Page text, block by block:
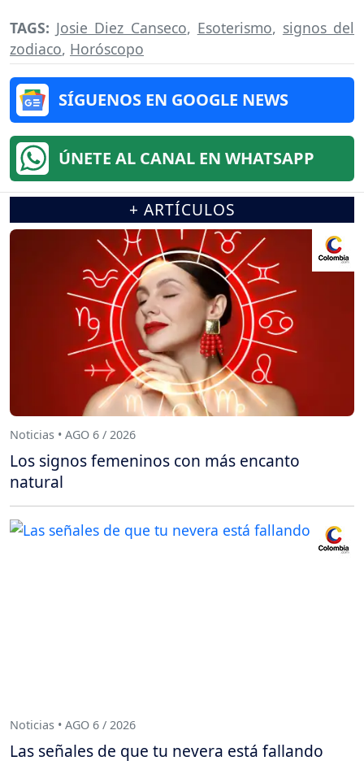
TAGS: Josie Diez Canseco, Esoterismo, signos del
zodiaco, Horóscopo
SÍGUENOS EN GOOGLE NEWS
ÚNETE AL CANAL EN WHATSAPP
+ ARTÍCULOS
Noticias • AGO 6 / 2026
Los signos femeninos con más encanto
natural
Noticias • AGO 6 / 2026
Las señales de que tu nevera está fallando